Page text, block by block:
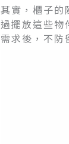
其實，櫃子的
過擺放這些物
需求後，不防